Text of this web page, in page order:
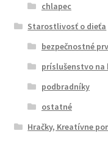
chlapec
Starostlivosť o dieťa
bezpečnostné
príslušenstvo na
podbradníky
ostatné
Hračky, Kreatívne